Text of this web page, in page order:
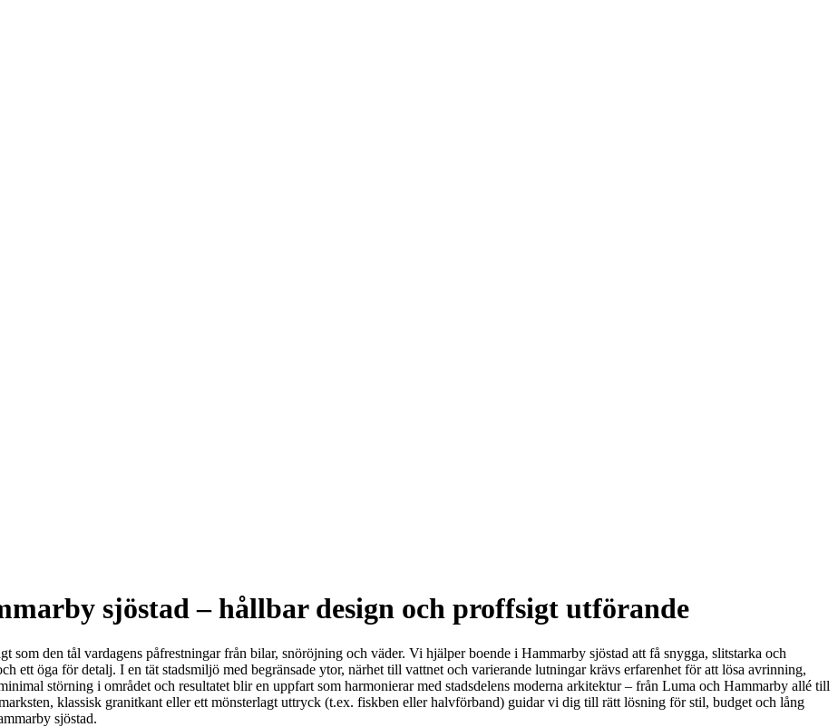
sjöstad – hållbar design och proffsigt utförande
den tål vardagens påfrestningar från bilar, snöröjning och väder. Vi hjälper boende i Hammarby sjöstad att få snygga, slitstarka och
ett öga för detalj. I en tät stadsmiljö med begränsade ytor, närhet till vattnet och varierande lutningar krävs erfarenhet för att lösa avrinning,
störning i området och resultatet blir en uppfart som harmonierar med stadsdelens moderna arkitektur – från Luma och Hammarby allé till
klassisk granitkant eller ett mönsterlagt uttryck (t.ex. fiskben eller halvförband) guidar vi dig till rätt lösning för stil, budget och lång
sjöstad.